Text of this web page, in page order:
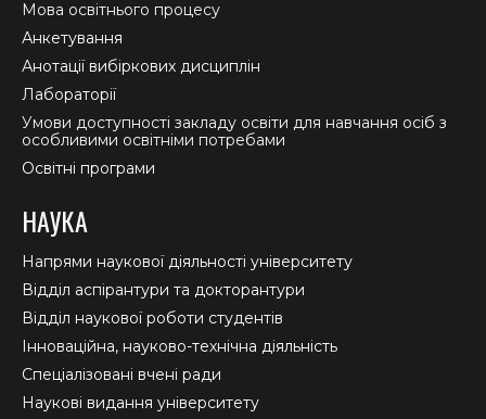
Мова освітнього процесу
Анкетування
Анотації вибіркових дисциплін
Лабораторії
Умови доступності закладу освіти для навчання осіб з
особливими освітніми потребами
Освітні програми
НАУКА
Напрями наукової діяльності університету
Відділ аспірантури та докторантури
Відділ наукової роботи студентів
Інноваційна, науково-технічна діяльність
Спеціалізовані вчені ради
Наукові видання університету